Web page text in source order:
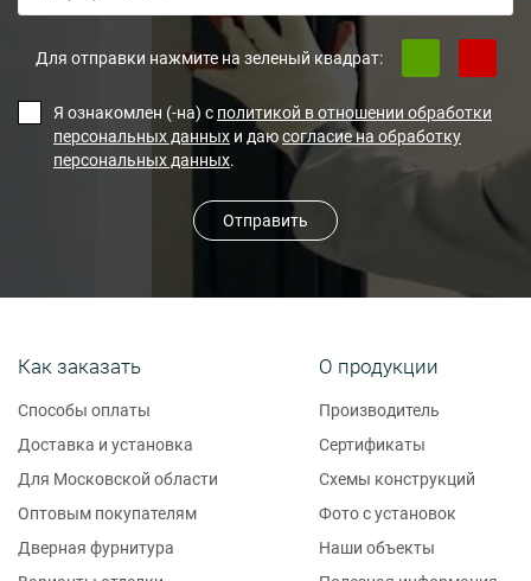
Для отправки нажмите на зеленый квадрат:
Я ознакомлен (-на) с политикой в отношении обработки
персональных данных и даюсогласие на обработку
персональных данных.
Отправить
Как заказать
Способы оплаты
Доставка и установка
Для Московской области
Оптовым покупателям
Дверная фурнитура
О продукции
Производитель
Сертификаты
Схемы конструкций
Фото с установок
Наши объекты